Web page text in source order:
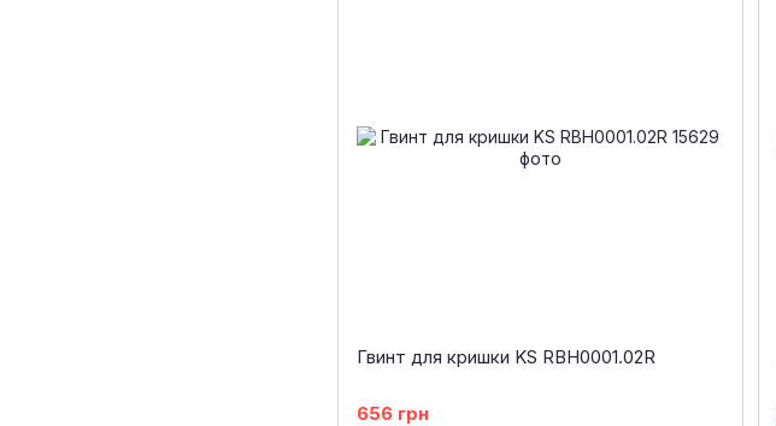
Гвинт для кришки KS RBH0001.02R
656 грн